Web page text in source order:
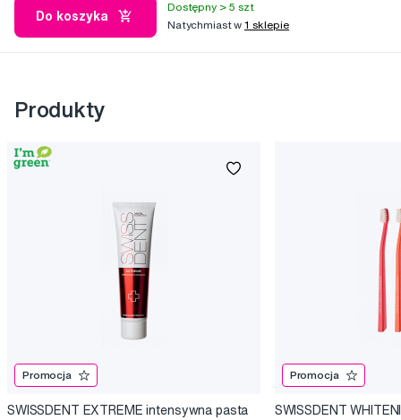
Do koszyka
Dostępny > 5 szt
Natychmiast w1 sklepie
Produkty
Promocja
SWISSDENT EXTREME intensywna pasta
Promocja
SWISSDENT